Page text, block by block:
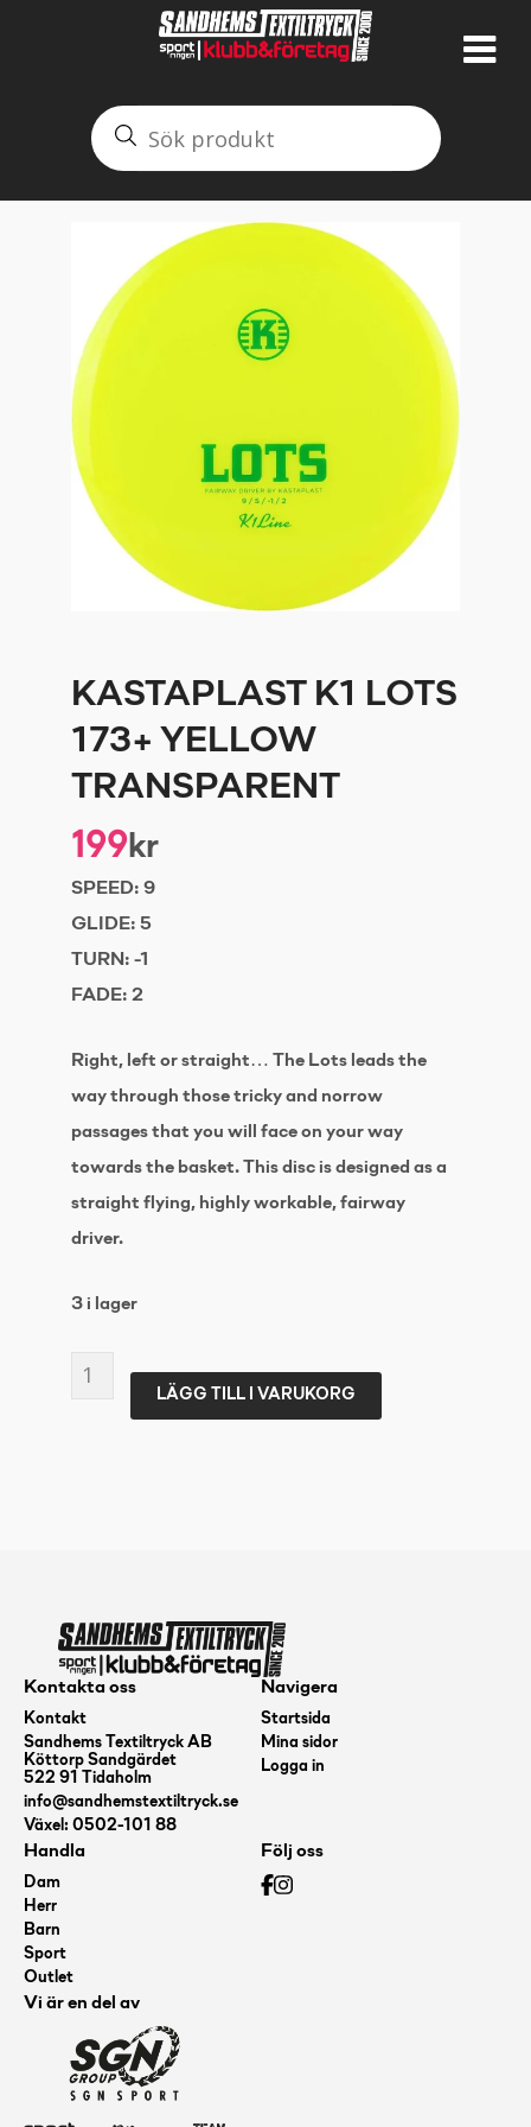
KASTAPLAST K1 LOTS
173+ YELLOW
TRANSPARENT
199kr
SPEED: 9
GLIDE: 5
TURN: -1
FADE: 2
Right, left or straight… The Lots leads the
way through those tricky and norrow
passages that you will face on your way
towards the basket. This disc is designed as a
straight flying, highly workable, fairway
driver.
3 i lager
KASTAPLAST
LÄGG TILL I VARUKORG
Kontakta oss
Kontakt
Sandhems Textiltryck AB
Köttorp Sandgärdet
522 91 Tidaholm
info@sandhemstextiltryck.se
Växel: 0502-101 88
Navigera
Startsida
Mina sidor
Logga in
Handla
Dam
Herr
Barn
Sport
Outlet
Följ oss
Vi är en del av